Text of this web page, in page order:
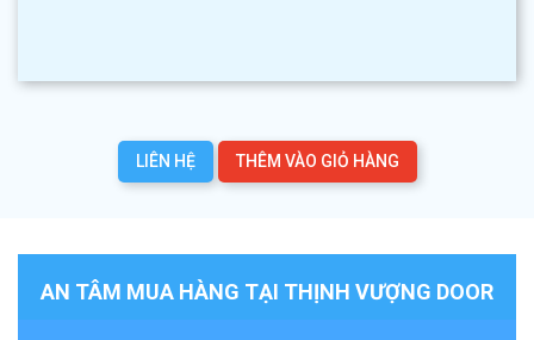
LIÊN HỆ THÊM VÀO GIỎ HÀNG
AN TÂM MUA HÀNG TẠI THỊNH VƯỢNG DOOR